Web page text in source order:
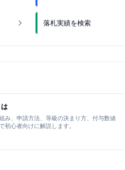
落札実績を検索
み、申請方法、等級の決まり方、付与数値
初心者向けに解説します。